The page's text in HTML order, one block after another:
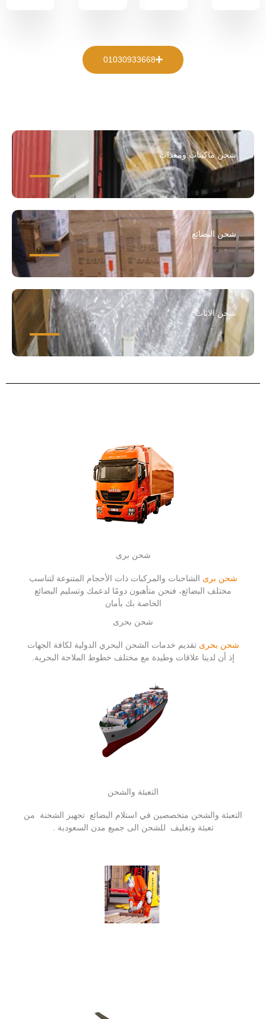
01030933668
شحن ماكينات ومعدات
شحن البضائع
شحن الاثاث
شحن برى
شحن برى الشاحنات والمركبات ذات الأحجام المتنوعة لتناسب
مختلف البضائع، فنحن متأهبون دومًا لدعمك وتسليم البضائع
الخاصة بك بأمان
شحن بحرى
شحن بحرى تقديم خدمات الشحن البحري الدولية لكافة الجهات
إذ أن لدينا علاقات وطيدة مع مختلف خطوط الملاحة البحرية.
التعبئة والشحن
التعبئة والشحن متخصصين في استلام البضائع تجهيز الشحنة من
تعبئة وتغليف للشحن الى جميع مدن السعودبة .